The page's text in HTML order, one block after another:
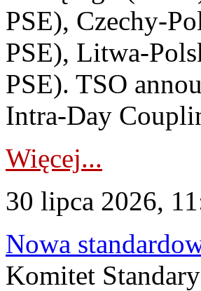
PSE), Czechy-
PSE), Litwa-
PSE). TSO
Intra-Day
Więcej...
30 lipca 2026,
Nowa
Komitet